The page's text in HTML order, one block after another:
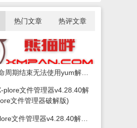
热门文章 热评文章